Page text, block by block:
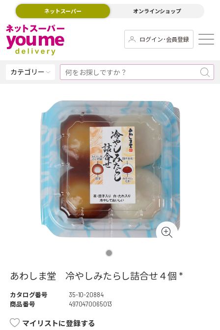
ネットスーパー オンラインショップ
ログイン･会員登録
カテゴリー
あわしま堂 冷やしみたらし詰合せ４個 *
カタログ番号
35-10-20884
商品番号
4970470065013
マイリストに登録する